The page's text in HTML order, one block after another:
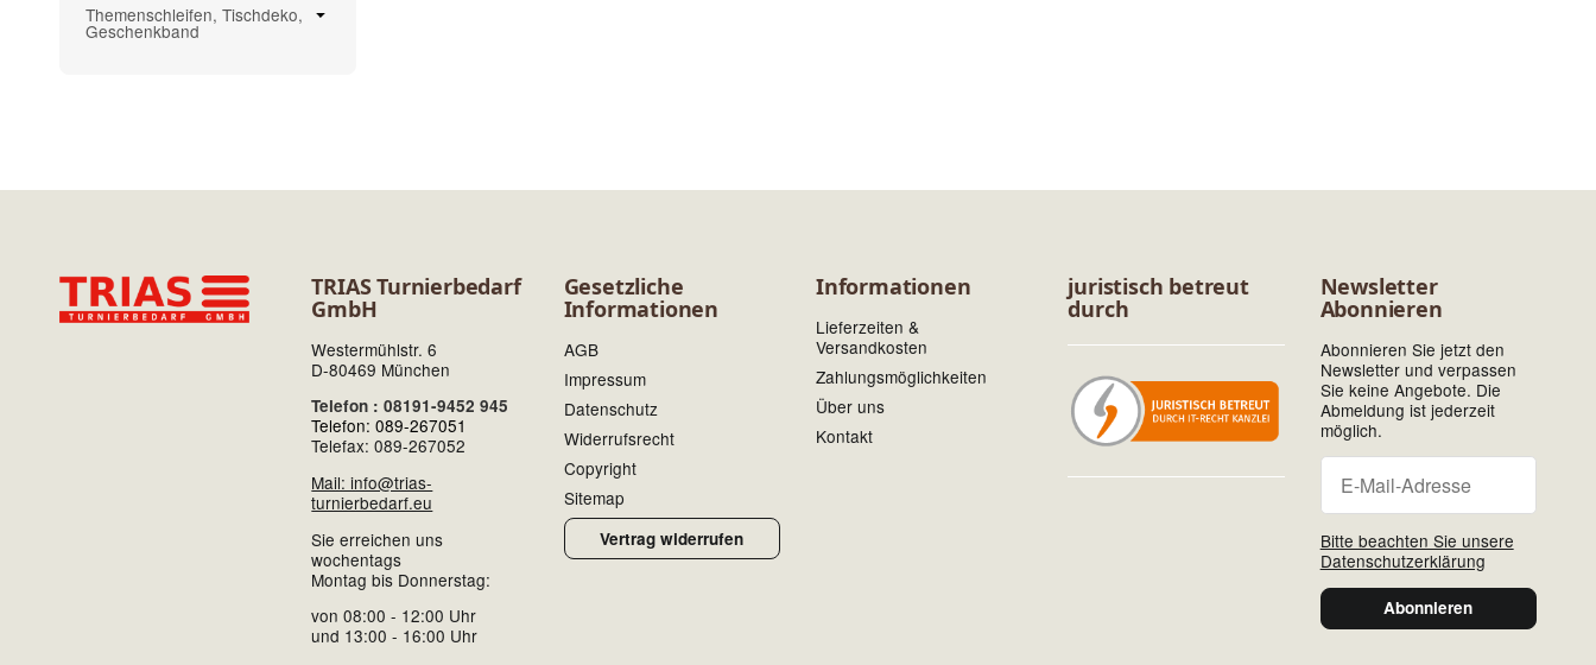
Themenschleifen, Tischdeko,
Geschenkband
TRIAS Turnierbedarf
GmbH
Westermühlstr. 6
D-80469 München
Telefon : 08191-9452 945
Telefon: 089-267051
Telefax: 089-267052
Mail: info@trias-
turnierbedarf.eu
Sie erreichen uns
wochentags
Montag bis Donnerstag:
von 08:00 - 12:00 Uhr
und 13:00 - 16:00 Uhr
Gesetzliche
Informationen
AGB
Impressum
Datenschutz
Widerrufsrecht
Copyright
Sitemap
Vertrag widerrufen
Informationen
Lieferzeiten &
Versandkosten
Zahlungsmöglichkeiten
Über uns
Kontakt
juristisch betreut
durch
Newsletter
Abonnieren
Abonnieren Sie jetzt den
Newsletter und verpassen
Sie keine Angebote. Die
Abmeldung ist jederzeit
möglich.
Newsletter Abonnieren
Newsletter Abonnieren
Bitte beachten Sie unsere
Datenschutzerklärung
Abonnieren